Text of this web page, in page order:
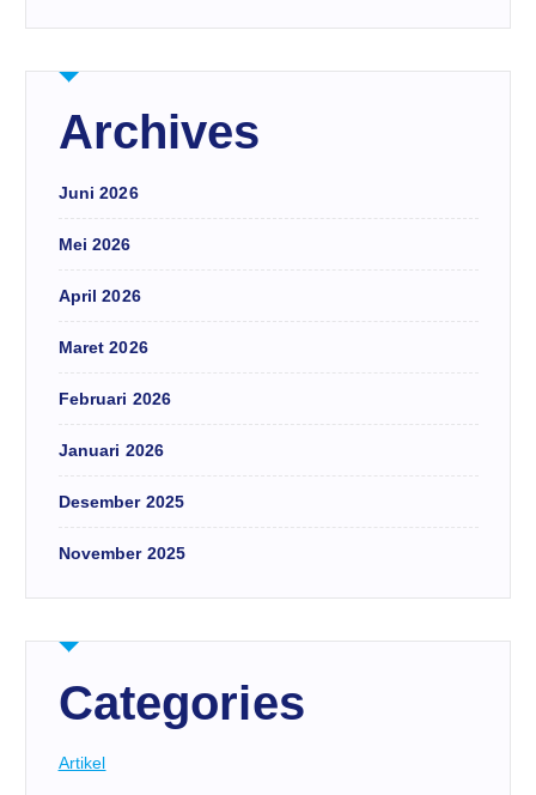
Archives
Juni 2026
Mei 2026
April 2026
Maret 2026
Februari 2026
Januari 2026
Desember 2025
November 2025
Categories
Artikel